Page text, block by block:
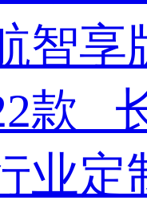
智享
款
业定